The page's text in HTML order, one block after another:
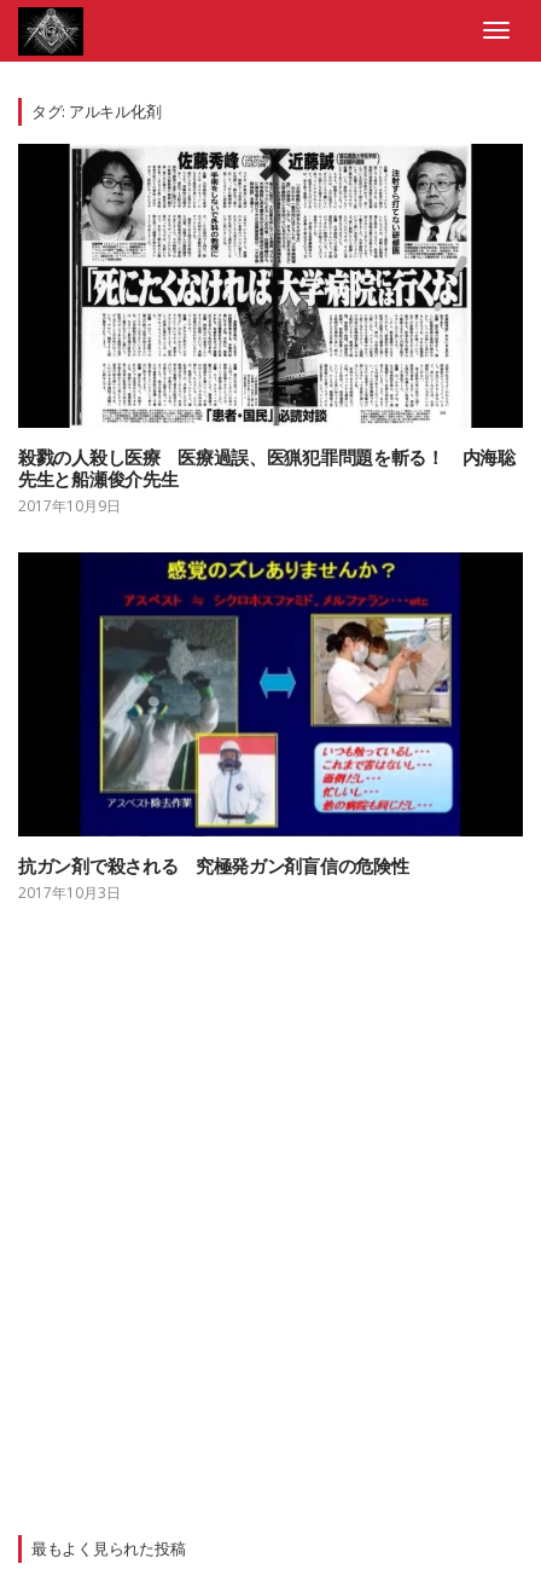
Skip
content
タグ: アルキル化剤
殺戮の人殺し医療 医療過誤、医猟犯罪問題を斬る！ 内海聡
先生と船瀬俊介先生
2017年10月9日
抗ガン剤で殺される 究極発ガン剤盲信の危険性
2017年10月3日
最もよく見られた投稿